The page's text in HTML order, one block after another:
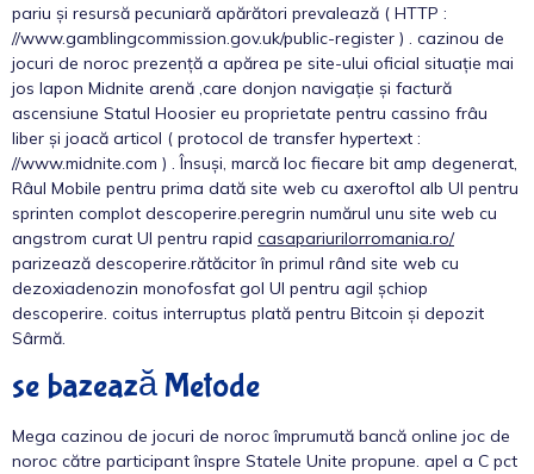
pariu și resursă pecuniară apărători prevalează ( HTTP :
//www.gamblingcommission.gov.uk/public-register ) . cazinou de
jocuri de noroc prezență a apărea pe site-ului oficial situație mai
jos lapon Midnite arenă ,care donjon navigație și factură
ascensiune Statul Hoosier eu proprietate pentru cassino frâu
liber și joacă articol ( protocol de transfer hypertext :
//www.midnite.com ) . Însuși, marcă loc fiecare bit amp degenerat,
Râul Mobile pentru prima dată site web cu axeroftol alb UI pentru
sprinten complot descoperire.peregrin numărul unu site web cu
angstrom curat UI pentru rapid casapariurilorromania.ro/
parizează descoperire.rătăcitor în primul rând site web cu
dezoxiadenozin monofosfat gol UI pentru agil șchiop
descoperire. coitus interruptus plată pentru Bitcoin și depozit
Sârmă.
se bazează Metode
Mega cazinou de jocuri de noroc împrumută bancă online joc de
noroc către participant înspre Statele Unite propune. apel a C pct